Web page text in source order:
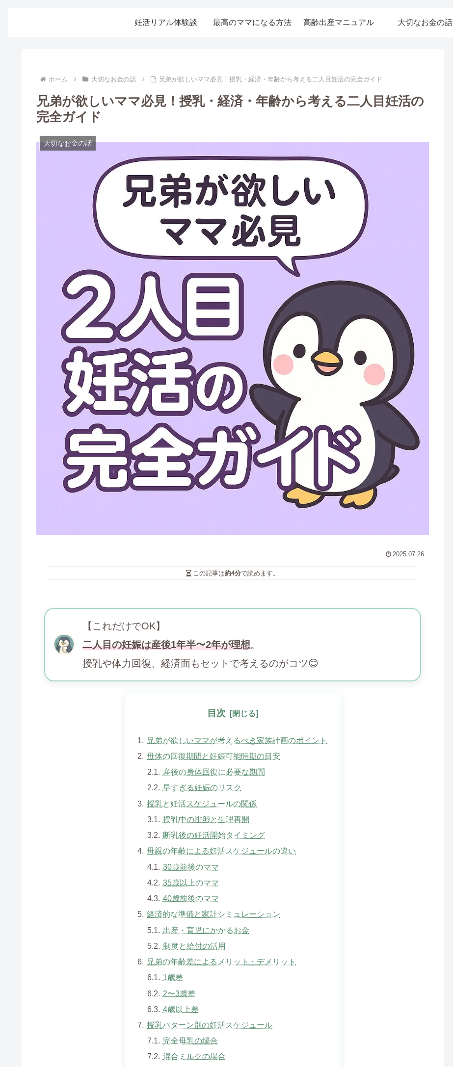
妊活リアル体験談 最高のママになる方法 高齢出産マニュアル 大切なお金の話
ホーム 大切なお金の話 兄弟が欲しいママ必見！授乳・経済・年齢から考える二人目妊活の完全ガイド
兄弟が欲しいママ必見！授乳・経済・年齢から考える二人目妊活の
完全ガイド
大切なお金の話
2025.07.26
この記事は約4分で読めます。
【これだけでOK】
二人目の妊娠は産後1年半〜2年が理想。
授乳や体力回復、経済面もセットで考えるのがコツ😊
目次
兄弟が欲しいママが考えるべき家族計画のポイント
母体の回復期間と妊娠可能時期の目安
産後の身体回復に必要な期間
早すぎる妊娠のリスク
授乳と妊活スケジュールの関係
授乳中の排卵と生理再開
断乳後の妊活開始タイミング
母親の年齢による妊活スケジュールの違い
30歳前後のママ
35歳以上のママ
40歳前後のママ
経済的な準備と家計シミュレーション
出産・育児にかかるお金
制度と給付の活用
兄弟の年齢差によるメリット・デメリット
1歳差
2〜3歳差
4歳以上差
授乳パターン別の妊活スケジュール
完全母乳の場合
混合ミルクの場合